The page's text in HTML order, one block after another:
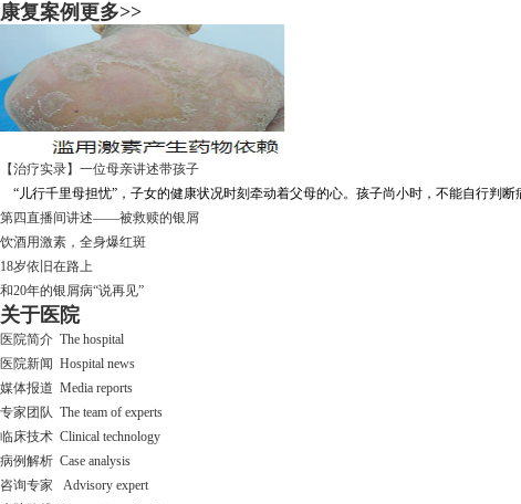
康复案例 更多>>
【治疗实录】一位母亲讲述带孩子
“儿行千里母担忧”，子女的健康状况时刻牵动着父母的心。孩子尚小时，不能自行判
第四直播间讲述——被救赎的银屑
饮酒用激素，全身爆红斑
18岁依旧在路上
和20年的银屑病“说再见”
关于医院
医院简介 The hospital
医院新闻 Hospital news
媒体报道 Media reports
专家团队 The team of experts
临床技术 Clinical technology
病例解析 Case analysis
咨询专家 Advisory expert